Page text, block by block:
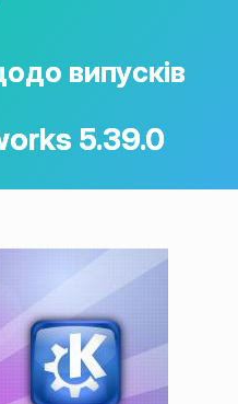
випусків
5.39.0